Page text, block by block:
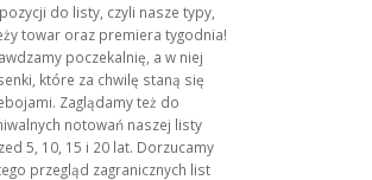
do listy, czyli nasze typy,
towar oraz premiera tygodnia!
poczekalnię, a w niej
które za chwilę staną się
Zaglądamy też do
notowań naszej listy
5, 10, 15 i 20 lat. Dorzucamy
przegląd zagranicznych list